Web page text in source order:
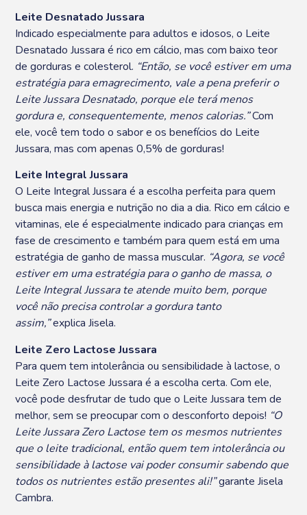
Leite Desnatado Jussara
Indicado especialmente para adultos e idosos, o Leite
Desnatado Jussara é rico em cálcio, mas com baixo teor
de gorduras e colesterol. “Então, se você estiver em uma
estratégia para emagrecimento, vale a pena preferir o
Leite Jussara Desnatado, porque ele terá menos
gordura e, consequentemente, menos calorias.”Com
ele, você tem todo o sabor e os benefícios do Leite
Jussara, mas com apenas 0,5% de gorduras!
Leite Integral Jussara
O Leite Integral Jussara é a escolha perfeita para quem
busca mais energia e nutrição no dia a dia. Rico em cálcio e
vitaminas, ele é especialmente indicado para crianças em
fase de crescimento e também para quem está em uma
estratégia de ganho de massa muscular. “Agora, se você
estiver em uma estratégia para o ganho de massa, o
Leite Integral Jussara te atende muito bem, porque
você não precisa controlar a gordura tanto
assim,”explica Jisela.
Leite Zero Lactose Jussara
Para quem tem intolerância ou sensibilidade à lactose, o
Leite Zero Lactose Jussara é a escolha certa. Com ele,
você pode desfrutar de tudo que o Leite Jussara tem de
melhor, sem se preocupar com o desconforto depois! “O
Leite Jussara Zero Lactose tem os mesmos nutrientes
que o leite tradicional, então quem tem intolerância ou
sensibilidade à lactose vai poder consumir sabendo que
todos os nutrientes estão presentes ali!”garante Jisela
Cambra.